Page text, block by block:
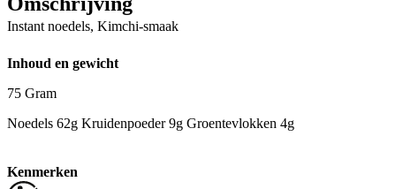
Instant noedels, Kimchi-smaak
Inhoud en gewicht
75 Gram
Noedels 62g Kruidenpoeder 9g Groentevlokken 4g
Kenmerken